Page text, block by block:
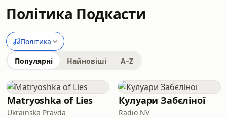
Політика Подкасти
Політика
Популярні Найновіші A–Z
Matryoshka of Lies
Ukrainska Pravda
Кулуари Забєліної
Radio NV